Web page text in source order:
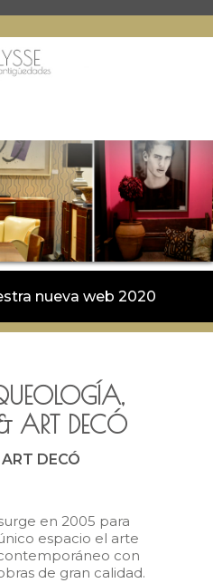
nueva web 2020
ART DECÓ
DECÓ
en 2005 para
espacio el arte
con
de gran calidad.